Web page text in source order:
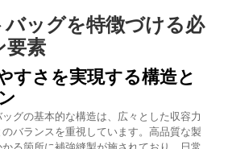
ッグを特徴づける必
要素
すさを実現する構造と
グの基本的な構造は、広々とした収容力
バランスを重視しています。高品質な製